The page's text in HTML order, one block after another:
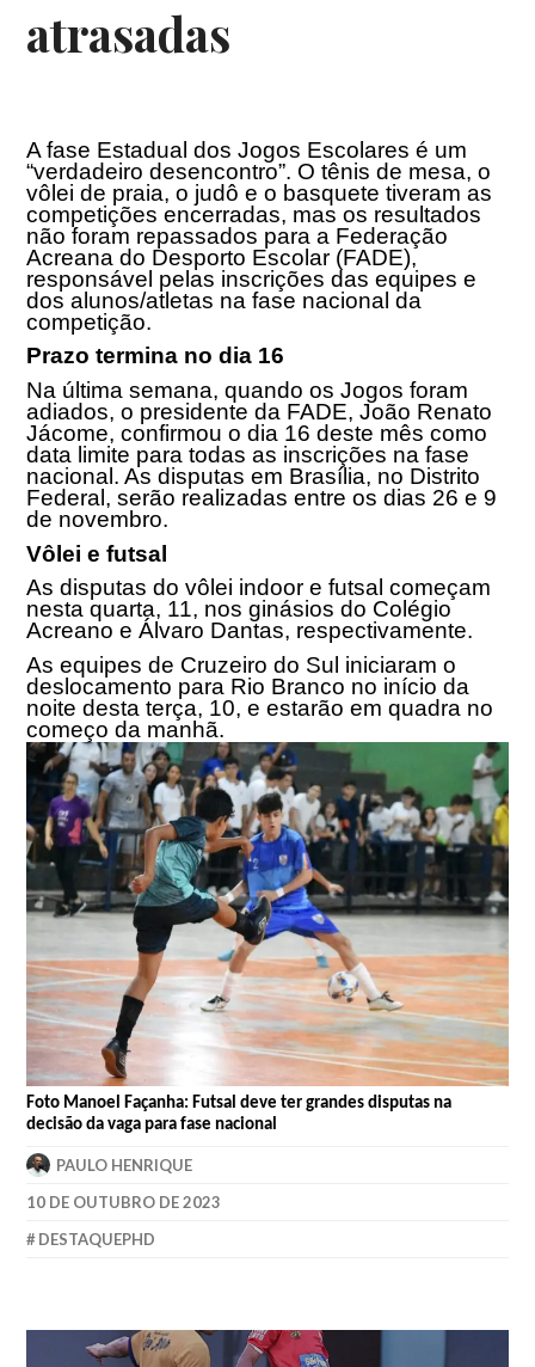
atrasadas
A fase Estadual dos Jogos Escolares é um
“verdadeiro desencontro”. O tênis de mesa, o
vôlei de praia, o judô e o basquete tiveram as
competições encerradas, mas os resultados
não foram repassados para a Federação
Acreana do Desporto Escolar (FADE),
responsável pelas inscrições das equipes e
dos alunos/atletas na fase nacional da
competição.
Prazo termina no dia 16
Na última semana, quando os Jogos foram
adiados, o presidente da FADE, João Renato
Jácome, confirmou o dia 16 deste mês como
data limite para todas as inscrições na fase
nacional. As disputas em Brasília, no Distrito
Federal, serão realizadas entre os dias 26 e 9
de novembro.
Vôlei e futsal
As disputas do vôlei indoor e futsal começam
nesta quarta, 11, nos ginásios do Colégio
Acreano e Álvaro Dantas, respectivamente.
As equipes de Cruzeiro do Sul iniciaram o
deslocamento para Rio Branco no início da
noite desta terça, 10, e estarão em quadra no
começo da manhã.
Foto Manoel Façanha: Futsal deve ter grandes disputas na
decisão da vaga para fase nacional
PAULO HENRIQUE
10 DE OUTUBRO DE 2023
DESTAQUEPHD